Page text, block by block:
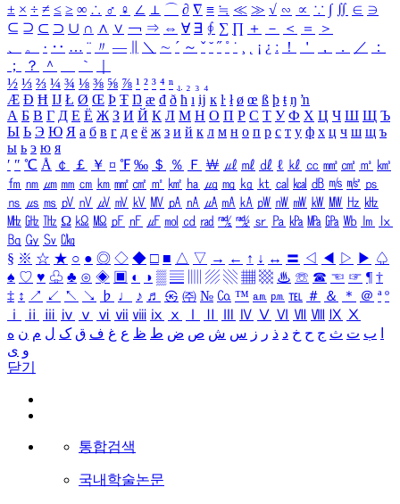
± × ÷ ≠ ≤ ≥ ∞ ∴ ♂ ♀ ∠ ⊥ ⌒ ∂ ∇ ≡ ≒ ≪ ≫ √ ∽ ∝ ∵ ∫ ∬ ∈ ∋
⊆ ⊇ ⊂ ⊃ ∪ ∩ ∧ ∨ ￢ ⇒ ⇔ ∀ ∃ ∮ ∑ ∏ ＋ － ＜ ＝
＞
、
。 · ‥ … ¨ 〃 ― ＼ ∼ ´ ～ ˇ ˘ ˝ ˚ ˙ ¸ ¡ ¿ ː ！ ＇ ， ． ／
：
；
？ ＾ ｀
½ ⅓ ⅔ ¼ ¾ ⅛ ⅜ ⅝ ⅞ ¹ ² ³ ⁴ ⁿ ₁ ₂ ₃ ₄
Æ Ð Ħ Ĳ Ł Ø Œ Þ Ŧ Ŋ æ đ ð ħ ı ĳ ĸ ŀ ł ø œ ß þ ŧ ŋ ŉ
А Б В Г Д Е Ё Ж З И Й К Л М Н О П Р С Т У Ф Х Ц Ч Ш Щ Ъ
Ы Ь Э Ю Я а б в г д е ё ж з и й к л м н о п р с т у ф х ц ч ш щ ъ
ы ь э ю я
′ ″ ℃ Å ￠ ￡ ￥ ¤ ℉ ‰ ＄ ％ Ｆ ￦ ㎕ ㎖ ㎗ ℓ ㎘ ㏄ ㎣ ㎤ ㎥ ㎦
㎙ ㎚ ㎛ ㎜ ㎝ ㎞ ㎟ ㎠ ㎡ ㎢ ㏊ ㎍ ㎎ ㎏ ㏏ ㎈ ㎉ ㏈ ㎧ ㎨ ㎰
㎱ ㎲ ㎳ ㎴ ㎵ ㎶ ㎷ ㎸ ㎹ ㎀ ㎁ ㎂ ㎃ ㎄ ㎺ ㎻ ㎽ ㎾ ㎿ ㎐ ㎑
㎒ ㎓ ㎔ Ω ㏀ ㏁ ㎊ ㎋ ㎌ ㏖ ㏅ ㎭ ㎮ ㎯ ㏛ ㎩ ㎪ ㎫ ㎬ ㏝ ㏐
㏓
㏃ ㏉ ㏜ ㏆
§ ※ ☆ ★ ○ ● ◎ ◇ ◆ □ ■ △ ▽ → ← ↑ ↓ ↔ 〓 ◁ ◀ ▷ ▶ ♤
♠ ♡ ♥ ♧ ♣ ⊙ ◈ ▣ ◐ ◑ ▒ ▤ ▨ ▧ ▦ ▩ ♨ ☏ ☎ ☜ ☞ ¶ †
‡ ↕ ↗ ↙ ↖ ↘ ♭ ♩ ♪ ♬ ㉿ ㈜ № ㏇ ™ ㏂ ㏘ ℡ ＃ ＆ ＊ ＠ ª º
ⅰ
ⅱ ⅲ ⅳ ⅴ ⅵ ⅶ ⅷ ⅸ ⅹ Ⅳ Ⅴ Ⅵ Ⅶ Ⅷ Ⅸ Ⅹ
ب ت ث ج ح خ د ذ ر ز س ش ص ض ط ظ ع غ ف ق ک ل م ن ه
و ی
닫기
통합검색
국내학술논문